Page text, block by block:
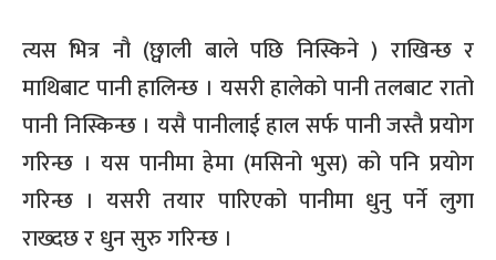
त्यस भित्र नौ (छ्वाली बाले पछि निस्किने ) राखिन्छ र
माथिबाट पानी हालिन्छ । यसरी हालेको पानी तलबाट रातो
पानी निस्किन्छ । यसै पानीलाई हाल सर्फ पानी जस्तै प्रयोग
गरिन्छ । यस पानीमा हेमा (मसिनो भुस) को पनि प्रयोग
गरिन्छ । यसरी तयार पारिएको पानीमा धुनु पर्ने लुगा
राख्दछ र धुन सुरु गरिन्छ ।